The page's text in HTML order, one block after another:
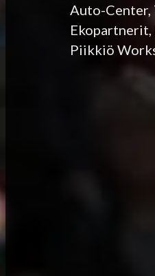
Auto-Center,
Ekopartnerit,
Piikkiö